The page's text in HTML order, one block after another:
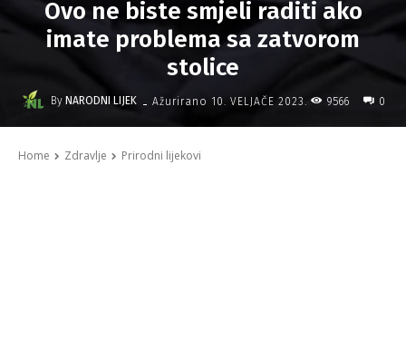
Ovo ne biste smjeli raditi ako
imate problema sa zatvorom
stolice
By NARODNI LIJEK - Ažurirano 10. VELJAČE 2023. 9566 0
Home Zdravlje Prirodni lijekovi